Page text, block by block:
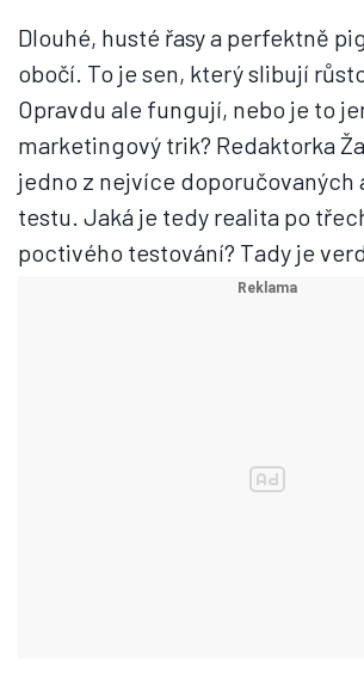
Dlouhé, husté řasy a perfektně
obočí. To je sen, který slibují
Opravdu ale fungují, nebo je to
marketingový trik? Redaktorka
jedno z nejvíce doporučovaných
testu. Jaká je tedy realita po
poctivého testování? Tady je